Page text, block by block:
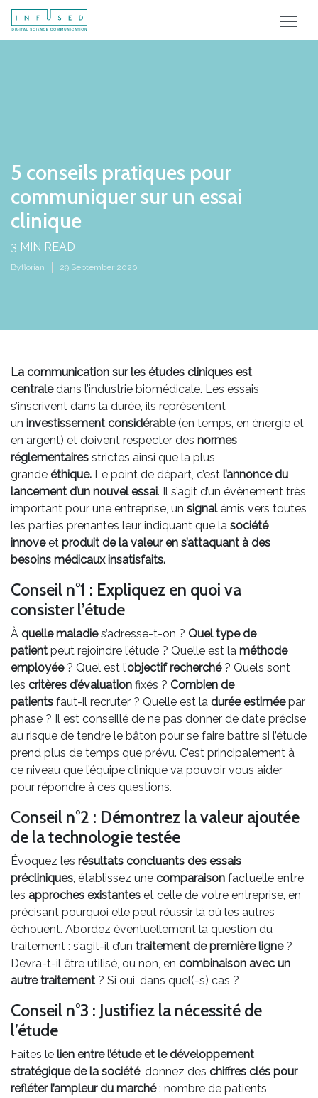
5 conseils pratiques pour
communiquer sur un essai
clinique
3 MIN READ
Byflorian 29 September 2020
La communication sur les études cliniques est
centraledans l’industrie biomédicale. Les essais
s’inscrivent dans la durée, ils représentent
un investissement considérable(en temps, en énergie et
en argent) et doivent respecter des normes
réglementaires strictes ainsi que la plus
grande éthique. Le point de départ, c’est l’annonce du
lancement d’un nouvel essai. Il s’agit d’un évènement très
important pour une entreprise, un signalémis vers toutes
les parties prenantes leur indiquant que la société
innoveet produit de la valeur en s’attaquant à des
besoins médicaux insatisfaits.
Conseil n°1 : Expliquez en quoi va
consister l’étude
À quelle maladies’adresse-t-on ? Quel type de
patient peut rejoindre l’étude ? Quelle est la méthode
employée ? Quel est l’objectif recherché ? Quels sont
les critères d’évaluation fixés ? Combien de
patients faut-il recruter ? Quelle est la durée estiméepar
phase ? Il est conseillé de ne pas donner de date précise
au risque de tendre le bâton pour se faire battre si l’étude
prend plus de temps que prévu. C’est principalement à
ce niveau que l’équipe clinique va pouvoir vous aider
pour répondre à ces questions.
Conseil n°2 : Démontrez la valeur ajoutée
de la technologie testée
Évoquez les résultats concluants des essais
précliniques, établissez une comparaison factuelle entre
les approches existantes et celle de votre entreprise, en
précisant pourquoi elle peut réussir là où les autres
échouent. Abordez éventuellement la question du
traitement : s’agit-il d’un traitement de première ligne?
Devra-t-il être utilisé, ou non, en combinaison avec un
autre traitement ? Si oui, dans quel(-s) cas ?
Conseil n°3 : Justifiez la nécessité de
l’étude
Faites le lien entre l’étude et le développement
stratégique de la société, donnez des chiffres clés pour
refléter l’ampleur du marché: nombre de patients